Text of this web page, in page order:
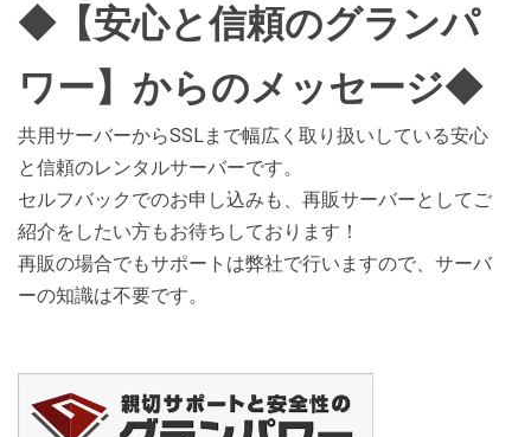
◆【安心と信頼のグランパ
ワー】からのメッセージ◆
共用サーバーからSSLまで幅広く取り扱いしている安心
と信頼のレンタルサーバーです。
セルフバックでのお申し込みも、再販サーバーとしてご
紹介をしたい方もお待ちしております！
再販の場合でもサポートは弊社で行いますので、サーバ
ーの知識は不要です。